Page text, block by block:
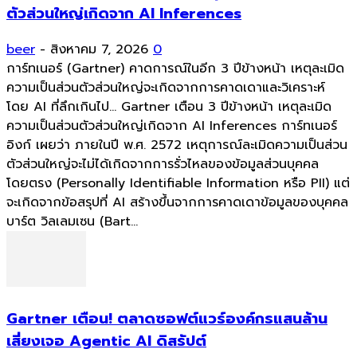
ตัวส่วนใหญ่เกิดจาก AI Inferences
beer - สิงหาคม 7, 2026 0
การ์ทเนอร์ (Gartner) คาดการณ์ในอีก 3 ปีข้างหน้า เหตุละเมิด
ความเป็นส่วนตัวส่วนใหญ่จะเกิดจากการคาดเดาและวิเคราะห์
โดย AI ที่ลึกเกินไป... Gartner เตือน 3 ปีข้างหน้า เหตุละเมิด
ความเป็นส่วนตัวส่วนใหญ่เกิดจาก AI Inferences การ์ทเนอร์
อิงก์ เผยว่า ภายในปี พ.ศ. 2572 เหตุการณ์ละเมิดความเป็นส่วน
ตัวส่วนใหญ่จะไม่ได้เกิดจากการรั่วไหลของข้อมูลส่วนบุคคล
โดยตรง (Personally Identifiable Information หรือ PII) แต่
จะเกิดจากข้อสรุปที่ AI สร้างขึ้นจากการคาดเดาข้อมูลของบุคคล
บาร์ต วิลเลมเซน (Bart...
Gartner เตือน! ตลาดซอฟต์แวร์องค์กรแสนล้าน
เสี่ยงเจอ Agentic AI ดิสรัปต์